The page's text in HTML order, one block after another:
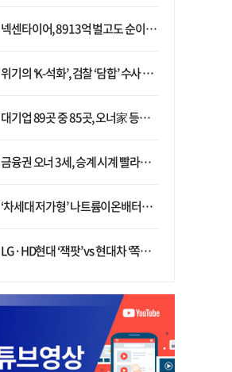
넥센타이어, 8913억 벌고도 순이익 2억…유럽 세부담에 이익 증발
위기의 ‘K-석화’, 검찰 ‘담합’ 수사 착수…“LG·한화·롯데 등 7개 업체, 8개 제품 가격 담합”
대기업 89곳 중 85곳, 오너家 등기임원 겸직…BS 46곳·SM 45곳 ‘족벌경영’ 고착화
금융권 오너 3세, 승계 시계 빨라지나…한국투자 ‘속도’·미래에셋·메리츠는 ‘거리두기’
‘차세대 저가형’ 나트륨이온배터리 시대 오나…LG화학·에코프로, 상용화 속도낸다
LG·HD현대 ‘잭팟’ vs 현대차 ‘쪽박’…글로벌 사모펀드, 韓 대기업 투자 ‘희비’